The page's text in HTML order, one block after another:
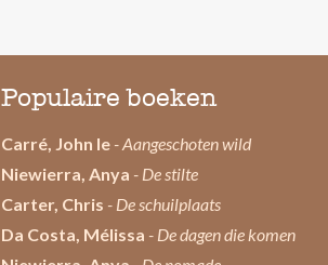
Populaire boeken
Carré, John le - Aangeschoten wild
Niewierra, Anya - De stilte
Carter, Chris - De schuilplaats
Da Costa, Mélissa - De dagen die komen